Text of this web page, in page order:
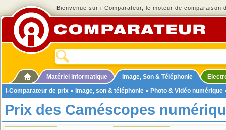
Bienvenue sur i-Comparateur, le moteur de comparaison
Matériel informatique Image, Son & Téléphonie
i-Comparateur de prix » Image, son & téléphonie » Photo & Vidéo numérique
Prix des Caméscopes